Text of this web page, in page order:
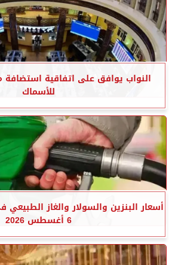
النواب يوافق على اتفاقية استضافة
للأسماك
أسعار البنزين والسولار والغاز
6 أغسطس 2026